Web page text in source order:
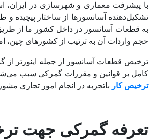
با پیشرفت معماری و شهرسازی در ایران،
تشکیل‌دهنده آسانسورها از ساختار پیچیده
حجم واردات آن به ترتیب از کشورهای چین،
ترخیص قطعات آسانسور از جمله اینورتر
کامل بر قوانین و مقررات گمرکی سبب
ترخیص کار باتجربه در انجام امور تجاری
تعرفه گمرکی جهت